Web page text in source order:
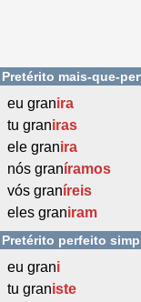
Pretérito mais-que-
eu granira
tu graniras
ele granira
nós graníramos
vós graníreis
eles graniram
Pretérito perfeito
eu grani
tu graniste